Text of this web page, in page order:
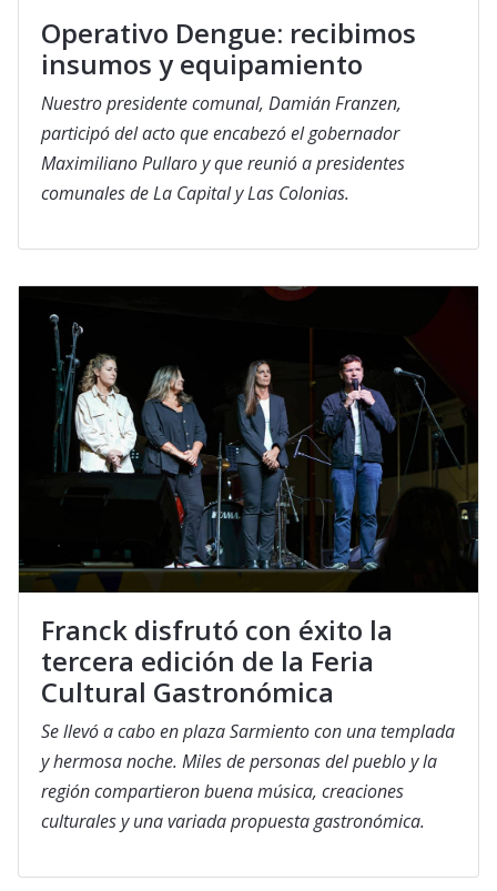
Operativo Dengue: recibimos
insumos y equipamiento
Nuestro presidente comunal, Damián Franzen,
participó del acto que encabezó el gobernador
Maximiliano Pullaro y que reunió a presidentes
comunales de La Capital y Las Colonias.
Franck disfrutó con éxito la
tercera edición de la Feria
Cultural Gastronómica
Se llevó a cabo en plaza Sarmiento con una templada
y hermosa noche. Miles de personas del pueblo y la
región compartieron buena música, creaciones
culturales y una variada propuesta gastronómica.